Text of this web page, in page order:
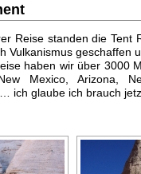
Reise standen die Tent
Vulkanismus geschaffen
haben wir über 3000
Mexico, Arizona,
ich glaube ich brauch